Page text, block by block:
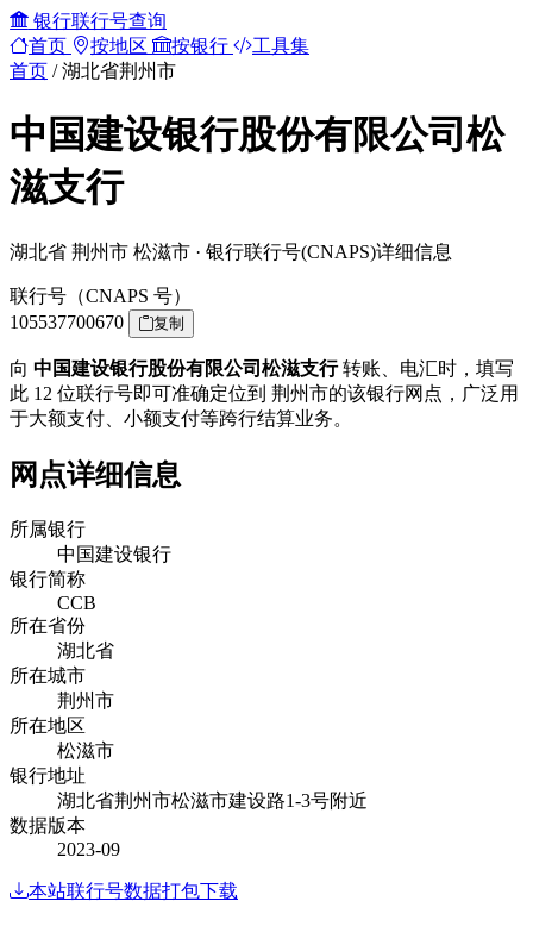
银行联行号查询
首页
按地区 按银行
工具集
首页 / 湖北省荆州市
中国建设银行股份有限公司松
滋支行
湖北省 荆州市 松滋市 · 银行联行号(CNAPS)详细信息
联行号（CNAPS 号）
105537700670
复制
向 中国建设银行股份有限公司松滋支行转账、电汇时，填写
此 12 位联行号即可准确定位到 荆州市的该银行网点，广泛用
于大额支付、小额支付等跨行结算业务。
网点详细信息
所属银行
中国建设银行
银行简称
CCB
所在省份
湖北省
所在城市
荆州市
所在地区
松滋市
银行地址
湖北省荆州市松滋市建设路1-3号附近
数据版本
2023-09
本站联行号数据打包下载